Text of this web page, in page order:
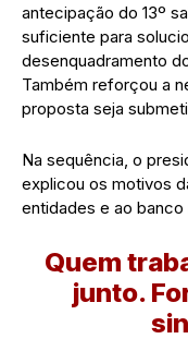
antecipação do 13º
suficiente para
desenquadramento
Também reforçou a
proposta seja
Na sequência, o
explicou os motivos
entidades e ao banco
Quem
junto.